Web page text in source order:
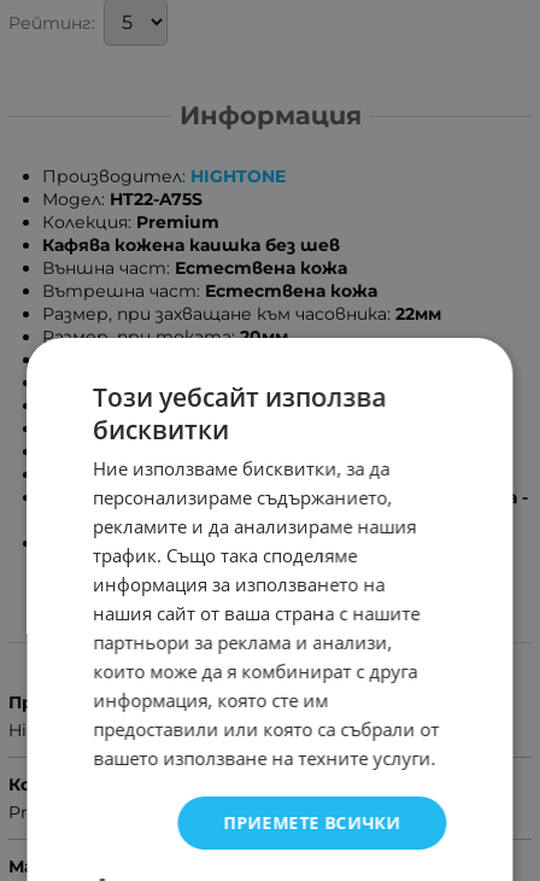
Рейтинг:
Информация
Производител: HIGHTONE
Модел: HT22-A75S
Колекция: Premium
Кафява кожена каишка без шев
Външна част: Естествена кожа
Вътрешна част: Естествена кожа
Размер, при захващане към часовника: 22мм
Размер, при токата:20мм
Минимална дължина на каишката:
Дължина на част с дупки:12.5см
Дължина на част с тока:
Сребриста метална тока
Включени патенти за бърз монтаж в комплекта -
Quick release
Помощ за размер на каишка
Характеристики
Производител
Hightone
Колекция
Premium
Материал
Този уебсайт използва
бисквитки
Ние използваме бисквитки, за да
персонализираме съдържанието,
рекламите и да анализираме нашия
трафик. Също така споделяме
информация за използването на
нашия сайт от ваша страна с нашите
партньори за реклама и анализи,
които може да я комбинират с друга
информация, която сте им
предоставили или която са събрали от
вашето използване на техните услуги.
ПРИЕМЕТЕ ВСИЧКИ